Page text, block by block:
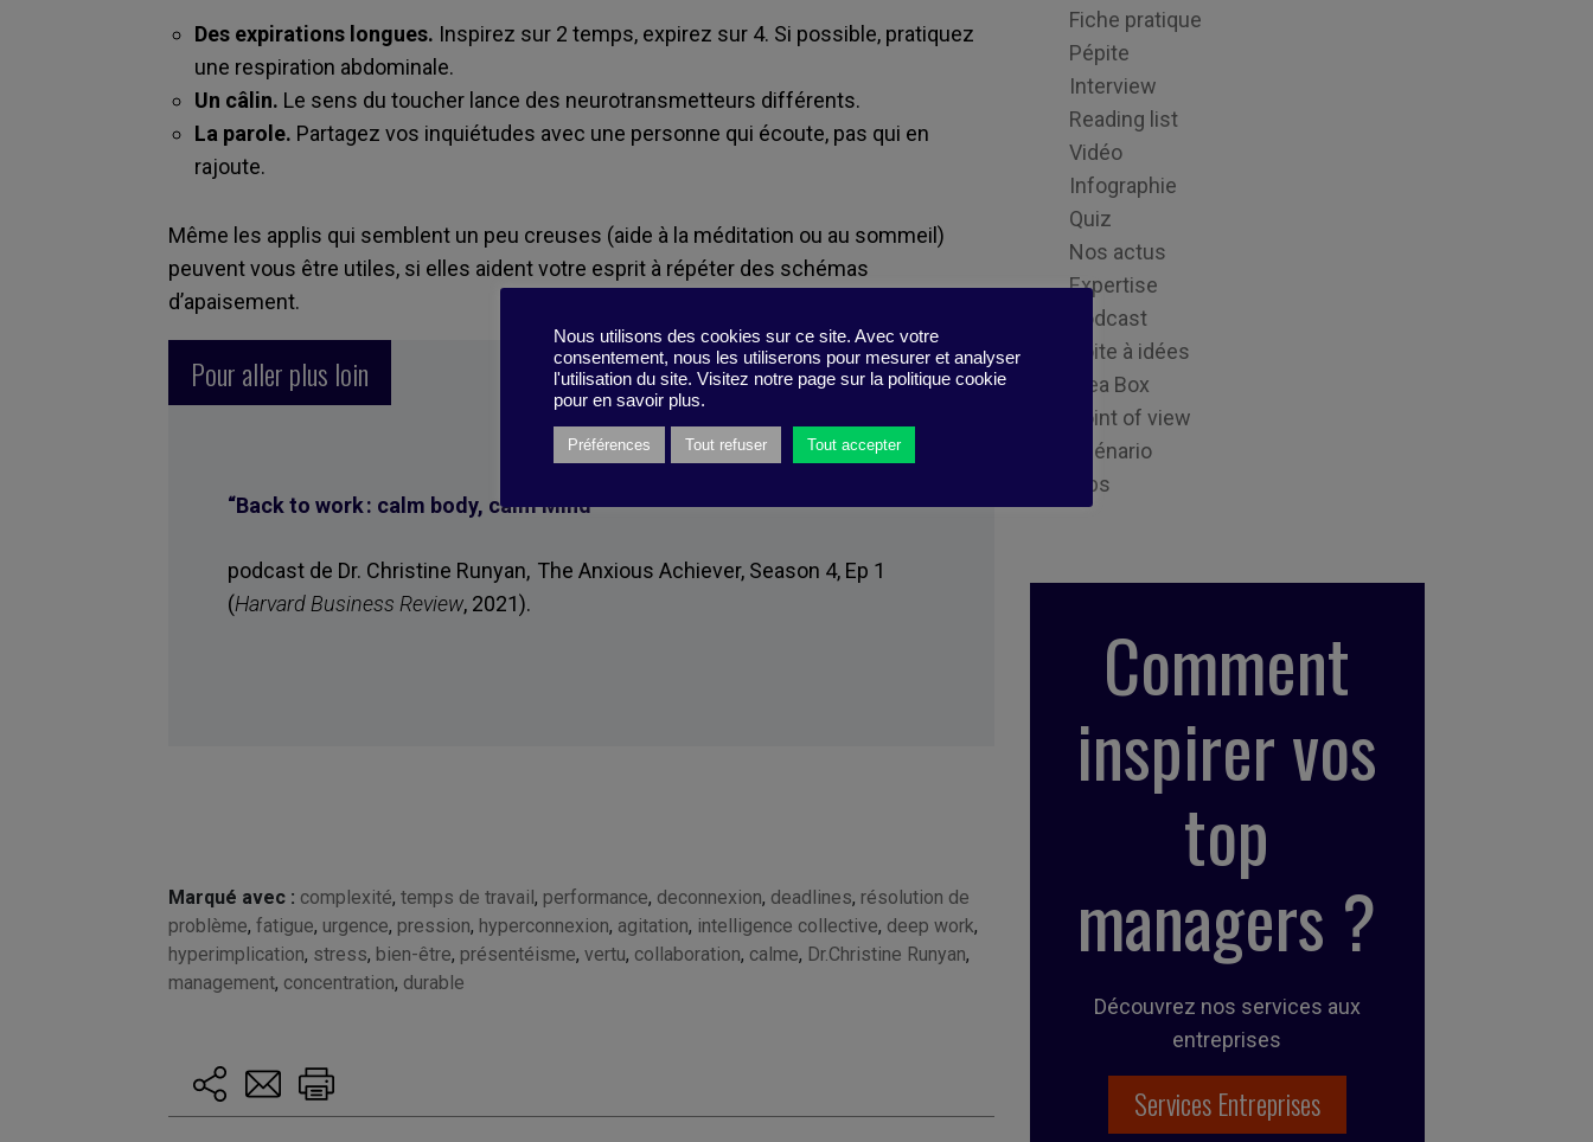
Des expirations longues. Inspirez sur 2 temps, expirez sur 4. Si possible, pratiquez
une respiration abdominale.
Un câlin. Le sens du toucher lance des neurotransmetteurs différents.
La parole. Partagez vos inquiétudes avec une personne qui écoute, pas qui en
rajoute.
Même les applis qui semblent un peu creuses (aide à la méditation ou au sommeil)
peuvent vous être utiles, si elles aident votre esprit à répéter des schémas
d’apaisement.
Pour aller plus loin
“Back to work : calm body, calm Mind”
podcast de Dr. Christine Runyan, The Anxious Achiever, Season 4, Ep 1
(Harvard Business Review, 2021).
Marqué avec : complexité, temps de travail , performance, deconnexion, deadlines, résolution de
problème, fatigue, urgence, pression, hyperconnexion, agitation, intelligence collective, deep work,
hyperimplication, stress, bien-être, présentéisme, vertu, collaboration, calme, Dr.Christine Runyan,
management, concentration, durable
Fiche pratique
Pépite
Interview
Reading list
Vidéo
Infographie
Quiz
Nos actus
Expertise
Podcast
Boite à idées
Idea Box
Point of view
Scénario
Tips
Comment
inspirer vos
top
managers ?
Découvrez nos services aux
entreprises
Services Entreprises
Nous utilisons des cookies sur ce site. Avec votre
consentement, nous les utiliserons pour mesurer et analyser
l'utilisation du site. Visitez notre page sur la politique cookie
pour en savoir plus.
Préférences Tout refuser Tout accepter